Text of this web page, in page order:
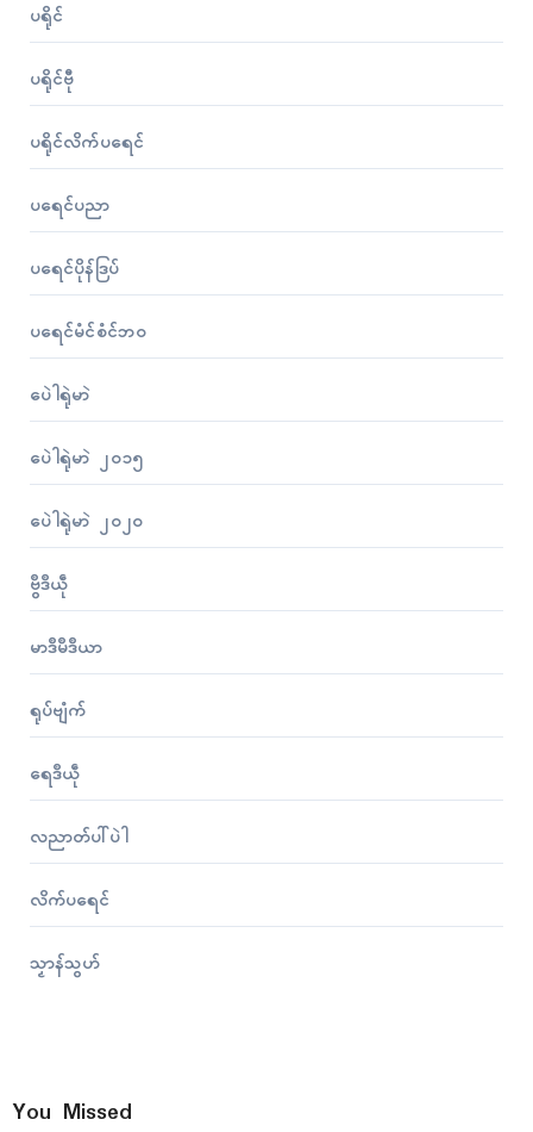
ပရိုၚ်
ပရိုၚ်ဗီု
ပရိုၚ်လိက်ပရေၚ်
ပရေၚ်ပညာ
ပရေၚ်ပိုန်ဒြပ်
ပရေၚ်မံၚ်စံၚ်ဘဝ
ပေဲါရုဲမာဲ
ပေဲါရုဲမာဲ ၂၀၁၅
ပေဲါရုဲမာဲ ၂၀၂၀
ဗွဳဒဳယဵု
မာဒဳမဳဒဳယာ
ရုပ်ဗျံက်
ရေဒဳယဵု
လညာတ်ပါ်ပဲါ
လိက်ပရေၚ်
သၟာန်သွဟ်
You Missed